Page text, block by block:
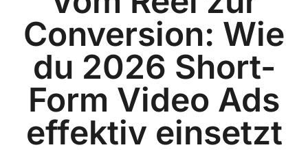
Conversion: Wie
du 2026 Short-
Form Video Ads
effektiv einsetzt